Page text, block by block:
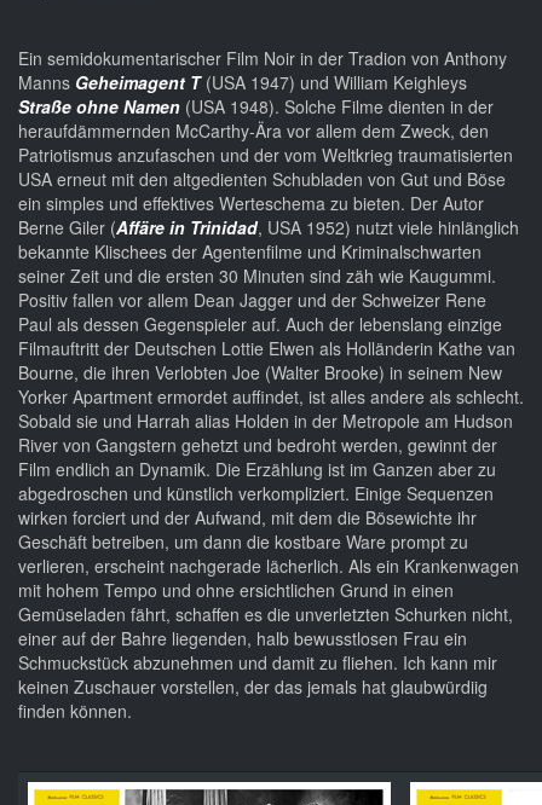
Ein semidokumentarischer Film Noir in der Tradion von Anthony
Manns Geheimagent T(USA 1947) und William Keighleys
Straße ohne Namen (USA 1948). Solche Filme dienten in der
heraufdämmernden McCarthy-Ära vor allem dem Zweck, den
Patriotismus anzufaschen und der vom Weltkrieg traumatisierten
USA erneut mit den altgedienten Schubladen von Gut und Böse
ein simples und effektives Werteschema zu bieten. Der Autor
Berne Giler (Affäre in Trinidad, USA 1952) nutzt viele hinlänglich
bekannte Klischees der Agentenfilme und Kriminalschwarten
seiner Zeit und die ersten 30 Minuten sind zäh wie Kaugummi.
Positiv fallen vor allem Dean Jagger und der Schweizer Rene
Paul als dessen Gegenspieler auf. Auch der lebenslang einzige
Filmauftritt der Deutschen Lottie Elwen als Holländerin Kathe van
Bourne, die ihren Verlobten Joe (Walter Brooke) in seinem New
Yorker Apartment ermordet auffindet, ist alles andere als schlecht.
Sobald sie und Harrah alias Holden in der Metropole am Hudson
River von Gangstern gehetzt und bedroht werden, gewinnt der
Film endlich an Dynamik. Die Erzählung ist im Ganzen aber zu
abgedroschen und künstlich verkompliziert. Einige Sequenzen
wirken forciert und der Aufwand, mit dem die Bösewichte ihr
Geschäft betreiben, um dann die kostbare Ware prompt zu
verlieren, erscheint nachgerade lächerlich. Als ein Krankenwagen
mit hohem Tempo und ohne ersichtlichen Grund in einen
Gemüseladen fährt, schaffen es die unverletzten Schurken nicht,
einer auf der Bahre liegenden, halb bewusstlosen Frau ein
Schmuckstück abzunehmen und damit zu fliehen. Ich kann mir
keinen Zuschauer vorstellen, der das jemals hat glaubwürdiig
finden können.